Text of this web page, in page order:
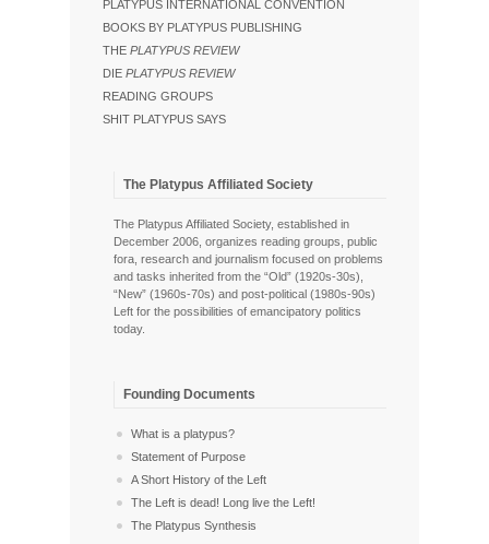
PLATYPUS INTERNATIONAL CONVENTION
BOOKS BY PLATYPUS PUBLISHING
THE PLATYPUS REVIEW
DIE PLATYPUS REVIEW
READING GROUPS
SHIT PLATYPUS SAYS
The Platypus Affiliated Society
The Platypus Affiliated Society, established in
December 2006, organizes reading groups, public
fora, research and journalism focused on problems
and tasks inherited from the “Old” (1920s-30s),
“New” (1960s-70s) and post-political (1980s-90s)
Left for the possibilities of emancipatory politics
today.
Founding Documents
What is a platypus?
Statement of Purpose
A Short History of the Left
The Left is dead! Long live the Left!
The Platypus Synthesis